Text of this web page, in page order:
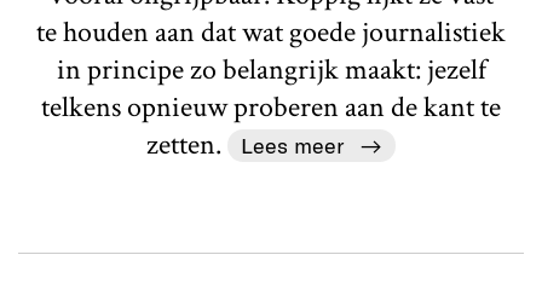
te houden aan dat wat goede journalistiek
in principe zo belangrijk maakt: jezelf
telkens opnieuw proberen aan de kant te
zetten.
Lees meer